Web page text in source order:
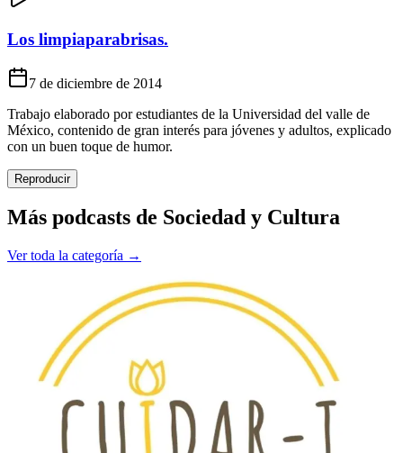
Los limpiaparabrisas.
7 de diciembre de 2014
Trabajo elaborado por estudiantes de la Universidad del valle de
México, contenido de gran interés para jóvenes y adultos, explicado
con un buen toque de humor.
Reproducir
Más podcasts de Sociedad y Cultura
Ver toda la categoría →